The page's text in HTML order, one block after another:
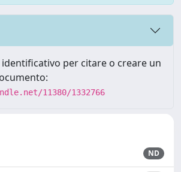
per citare o creare un
11380/1332766
ND